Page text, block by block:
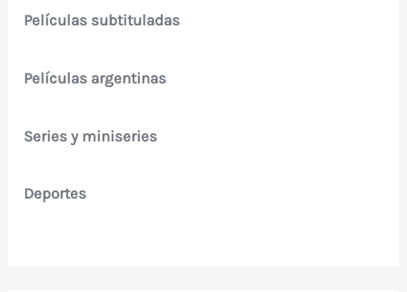
Películas subtituladas
Películas argentinas
Series y miniseries
Deportes